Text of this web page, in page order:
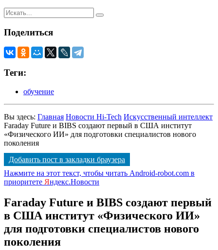
Поделиться
Теги:
обучение
Вы здесь: Главная Новости Hi-Tech Искусственный интеллект
Faraday Future и BIBS создают первый в США институт
«Физического ИИ» для подготовки специалистов нового
поколения
Добавить пост в закладки браузера
Нажмите на этот текст, чтобы читать Android-robot.com в
приоритете Яндекс.Новости
Faraday Future и BIBS создают первый
в США институт «Физического ИИ»
для подготовки специалистов нового
поколения